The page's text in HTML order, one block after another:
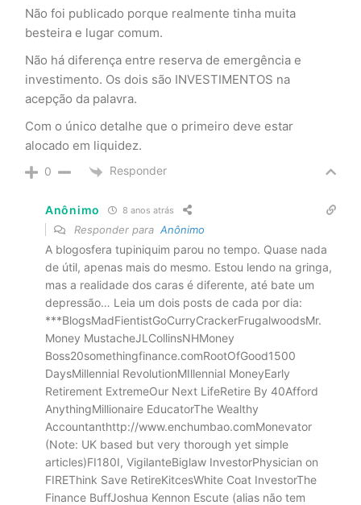
Não foi publicado porque realmente tinha muita
besteira e lugar comum.
Não há diferença entre reserva de emergência e
investimento. Os dois são INVESTIMENTOS na
acepção da palavra.
Com o único detalhe que o primeiro deve estar
alocado em liquidez.
0 Responder
Anônimo 8 anos atrás
Responder para Anônimo
A blogosfera tupiniquim parou no tempo. Quase nada
de útil, apenas mais do mesmo. Estou lendo na gringa,
mas a realidade dos caras é diferente, até bate um
depressão… Leia um dois posts de cada por dia:
***BlogsMadFientistGoCurryCrackerFrugalwoodsMr.
Money MustacheJLCollinsNHMoney
Boss20somethingfinance.comRootOfGood1500
DaysMillennial RevolutionMIllennial MoneyEarly
Retirement ExtremeOur Next LifeRetire By 40Afford
AnythingMillionaire EducatorThe Wealthy
Accountanthttp://www.enchumbao.comMonevator
(Note: UK based but very thorough yet simple
articles)FI180I, VigilanteBiglaw InvestorPhysician on
FIREThink Save RetireKitcesWhite Coat InvestorThe
Finance BuffJoshua Kennon Escute (alias não tem